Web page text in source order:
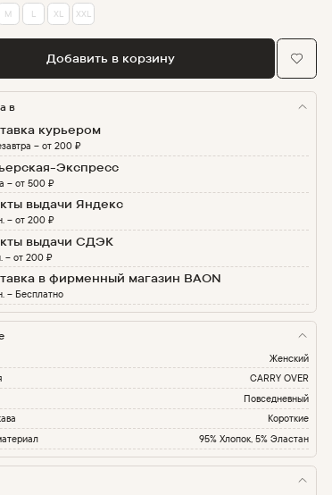
M L XL XXL
Добавить в корзину
в
курьером
– от 200 ₽
Экспресс
– от 500 ₽
выдачи Яндекс
– от 200 ₽
выдачи СДЭК
– от 200 ₽
в фирменный магазин BAON
– Бесплатно
Женский
CARRY OVER
Повседневный
Короткие
95% Хлопок, 5% Эластан